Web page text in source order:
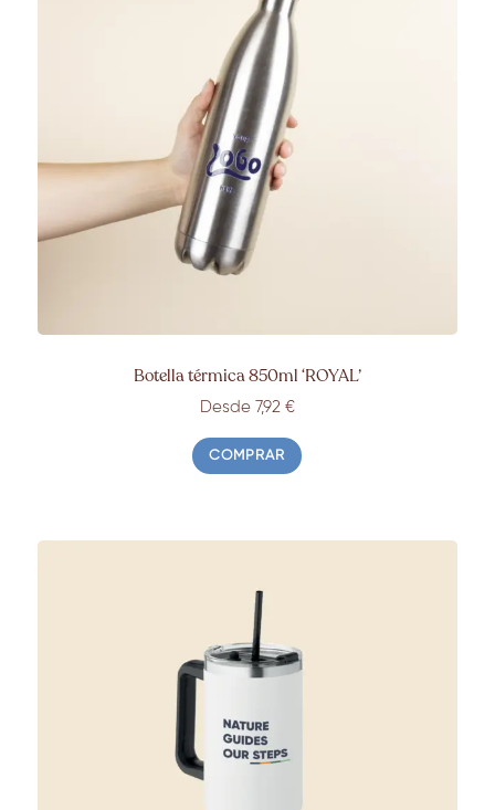
Botella térmica 850ml ‘ROYAL’
Desde 7,92 €
COMPRAR